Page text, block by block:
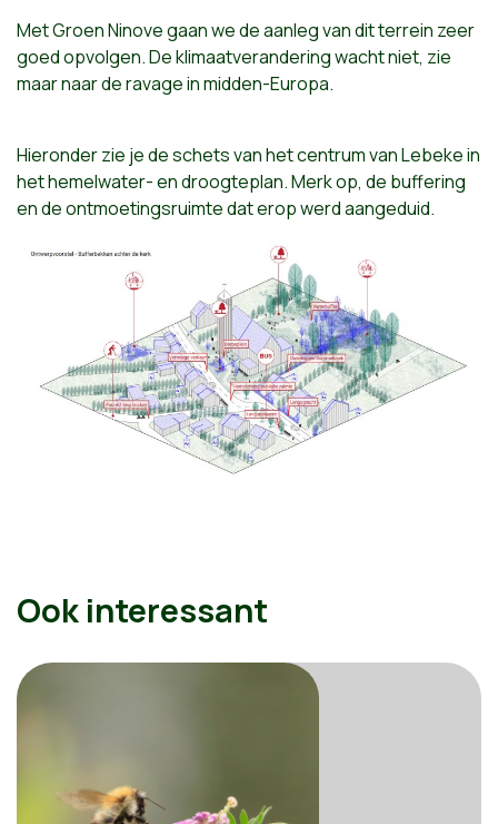
MetGroen Ninovegaan we de aanleg van dit terrein zeer
goed opvolgen. De klimaatverandering wacht niet, zie
maar naar de ravage in midden-Europa.
Hieronder zie je de schets van het centrum van Lebeke in
het hemelwater- en droogteplan. Merk op, de buffering
en de ontmoetingsruimte dat erop werd aangeduid.
Ook interessant